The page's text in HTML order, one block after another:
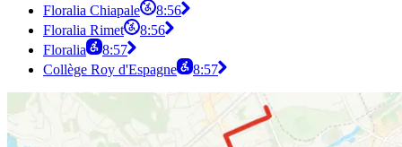
Floralia Chiapale
8:56
Floralia Rimet
8:56
Floralia
8:57
Collège Roy d'Espagne
8:57